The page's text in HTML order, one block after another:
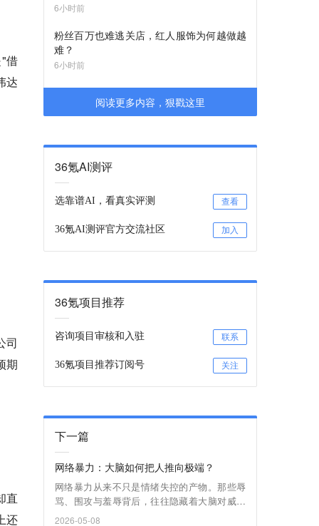
借
达
司
期
直
还
6小时前
粉丝百万也难逃关店，红人服饰为何越做越
难？
6小时前
阅读更多内容，狠戳这里
36氪AI测评
选靠谱AI，看真实评测 查看
36氪AI测评官方交流社区 加入
36氪项目推荐
咨询项目审核和入驻 联系
36氪项目推荐订阅号 关注
下一篇
网络暴力：大脑如何把人推向极端？
网络暴力从来不只是情绪失控的产物。那些辱
骂、围攻与羞辱背后，往往隐藏着大脑对威胁
的本能反应、对“外人”的天然排斥，以及互联网
2026-05-08